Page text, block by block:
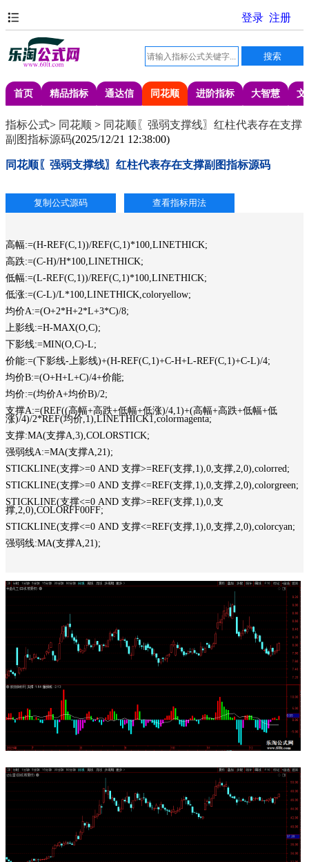
首页 精品指标 通达信 同花顺 进阶指标 大智慧 文
指标公式> 同花顺 > 同花顺〖强弱支撑线〗红柱代表存在支撑
副图指标源码(2025/12/21 12:38:00)
同花顺〖强弱支撑线〗红柱代表存在支撑副图指标源码
高幅:=(H-REF(C,1))/REF(C,1)*100,LINETHICK;
高跌:=(C-H)/H*100,LINETHICK;
低幅:=(L-REF(C,1))/REF(C,1)*100,LINETHICK;
低涨:=(C-L)/L*100,LINETHICK,coloryellow;
均价A:=(O+2*H+2*L+3*C)/8;
上影线:=H-MAX(O,C);
下影线:=MIN(O,C)-L;
价能:=(下影线-上影线)+(H-REF(C,1)+C-H+L-REF(C,1)+C-L)/4;
均价B:=(O+H+L+C)/4+价能;
均价:=(均价A+均价B)/2;
支撑A:=(REF((高幅+高跌+低幅+低涨)/4,1)+(高幅+高跌+低幅+低
涨)/4)/2*REF(均价,1),LINETHICK1,colormagenta;
支撑:MA(支撑A,3),COLORSTICK;
强弱线A:=MA(支撑A,21);
STICKLINE(支撑>=0 AND 支撑>=REF(支撑,1),0,支撑,2,0),colorred;
STICKLINE(支撑>=0 AND 支撑<=REF(支撑,1),0,支撑,2,0),colorgreen;
STICKLINE(支撑<=0 AND 支撑>=REF(支撑,1),0,支
撑,2,0),COLORFF00FF;
STICKLINE(支撑<=0 AND 支撑<=REF(支撑,1),0,支撑,2,0),colorcyan;
强弱线:MA(支撑A,21);